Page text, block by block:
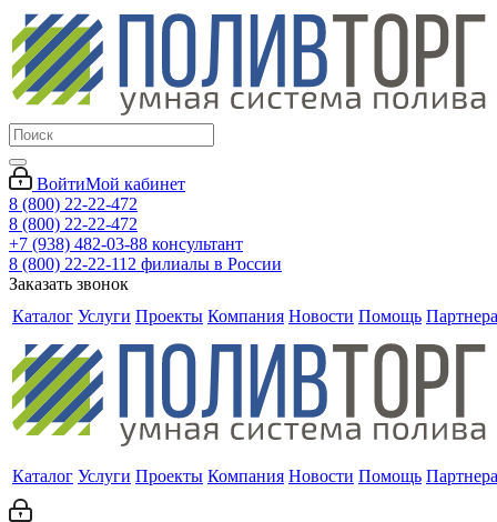
ВойтиМой кабинет
8 (800) 22-22-472
8 (800) 22-22-472
+7 (938) 482-03-88 консультант
8 (800) 22-22-112 филиалы в России
Заказать звонок
Каталог Услуги Проекты Компания Новости Помощь
Каталог Услуги Проекты Компания Новости Помощь